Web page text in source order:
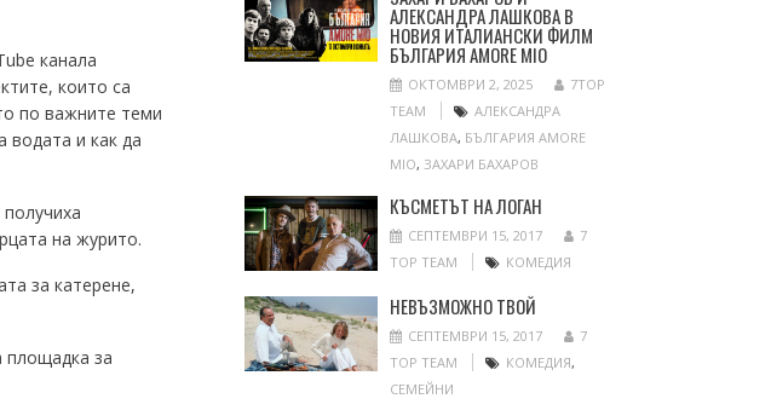
канала
които са
по важните теми
водата и как да
на журито.
за катерене,
площадка за
АЛЕКСАНДРА ЛАШКОВА В
НОВИЯ ИТАЛИАНСКИ ФИЛМ
БЪЛГАРИЯ AMORE MIO
ОКТОМВРИ 2, 2025
7TOP
TEAM
АЛЕКСАНДРА
ЛАШКОВА, БЪЛГАРИЯ AMORE
MIO, ЗАХАРИ БАХАРОВ
КЪСМЕТЪТ НА ЛОГАН
СЕПТЕМВРИ 15, 2017
7
TOP TEAM
КОМЕДИЯ
НЕВЪЗМОЖНО ТВОЙ
СЕПТЕМВРИ 15, 2017
7
TOP TEAM
КОМЕДИЯ,
СЕМЕЙНИ